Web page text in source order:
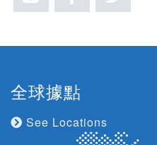
全球據點
See Locations